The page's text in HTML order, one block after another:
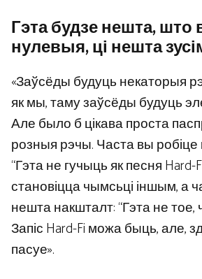
Гэта будзе нешта, што
нулевыя, ці нешта
«Заўсёды будуць некаторыя
як мы, таму заўсёды будуць
Але было б цікава проста
розныя рэчы. Часта вы робіце
“Гэта не гучыць як песня Hard-
становіцца чымсьці іншым, а
нешта накшталт: “Гэта не тое,
Запіс Hard-Fi можа быць, але,
пасуе».